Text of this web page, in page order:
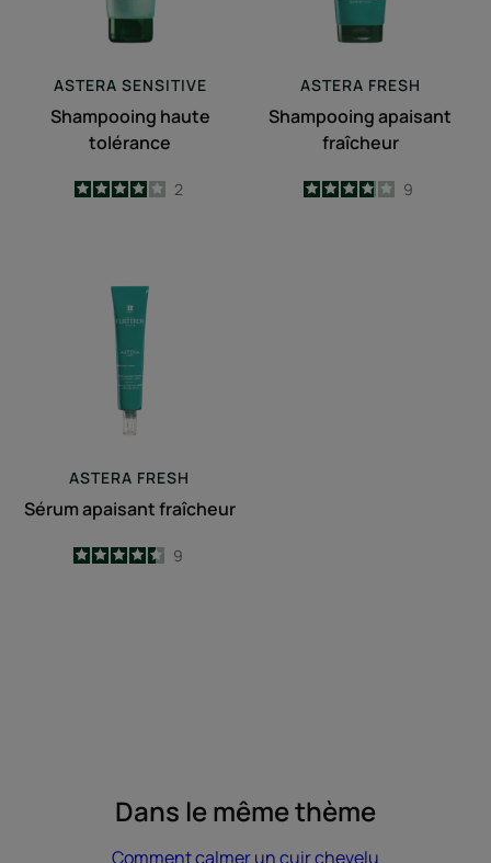
ASTERA SENSITIVE
Shampooing haute
tolérance
4
/5
2
ASTERA FRESH
Shampooing apaisant
fraîcheur
3.9
/
5
9
fraîcheur
ASTERA FRESH
Sérum apaisant fraîcheur
4.4
/5
9
Dans le même thème
Comment calmer un cuir chevelu